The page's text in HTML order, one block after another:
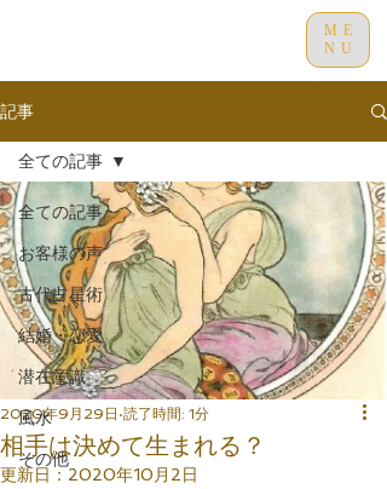
ME
NU
記事
全ての記事
お客様の声
古代占星術
結婚・恋愛
潜在意識
風水
その他
全ての記事
相手は決めて生まれる？
2020年9月29日 読了時間: 1分
更新日： 2020年10月2日